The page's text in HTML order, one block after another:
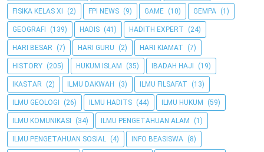
FISIKA KELAS XI (2) FPI NEWS (9) GAME (10) GEMPA (1)
GEOGRAFI (139) HADIS (41) HADITH EXPERT (24)
HARI BESAR (7) HARI GURU (2) HARI KIAMAT (7)
HISTORY (205) HUKUM ISLAM (35) IBADAH HAJI (19)
IKASTAR (2) ILMU DAKWAH (3) ILMU FILSAFAT (13)
ILMU GEOLOGI (26) ILMU HADITS (44) ILMU HUKUM (59)
ILMU KOMUNIKASI (34) ILMU PENGETAHUAN ALAM (1)
ILMU PENGETAHUAN SOSIAL (4) INFO BEASISWA (8)